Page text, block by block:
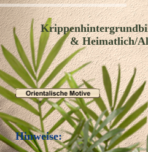
& Heimatlich/
Hinweise: